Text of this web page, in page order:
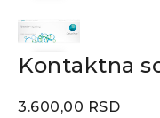
Kontaktna
3.600,00 RSD